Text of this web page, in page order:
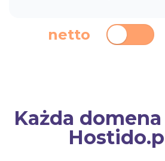
netto
Każda